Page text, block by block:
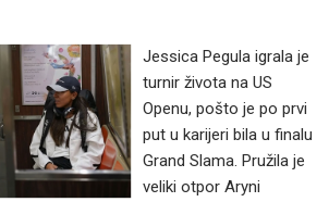
Jessica Pegula igrala je
turnir života na US
Openu, pošto je po prvi
put u karijeri bila u finalu
Grand Slama. Pružila je
veliki otpor Aryni